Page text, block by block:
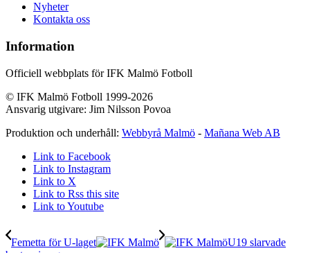
Nyheter
Kontakta oss
Information
Officiell webbplats för IFK Malmö Fotboll
© IFK Malmö Fotboll 1999-2026
Ansvarig utgivare: Jim Nilsson Povoa
Produktion och underhåll: Webbyrå Malmö - Mañana Web AB
Link to Facebook
Link to Instagram
Link to X
Link to Rss this site
Link to Youtube
Femetta för U-laget
U19 slarvade